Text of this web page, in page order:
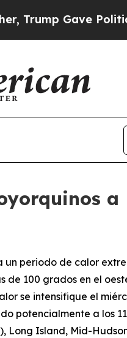
Politically
periodo de calor
100 grados en el
se intensifique el
potencialmente a los
Island, Mid-